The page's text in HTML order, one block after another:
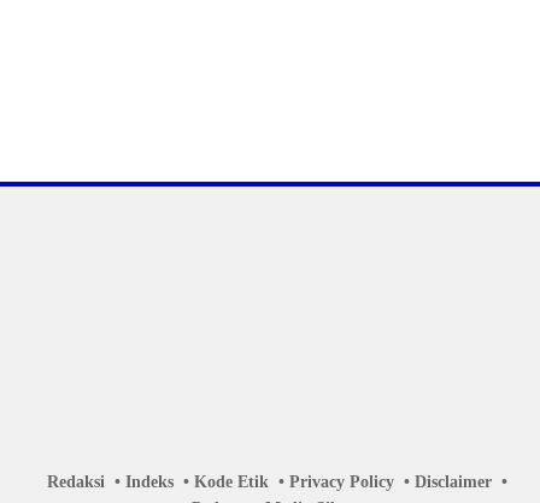
Redaksi Indeks Kode Etik Privacy Policy
Disclaimer